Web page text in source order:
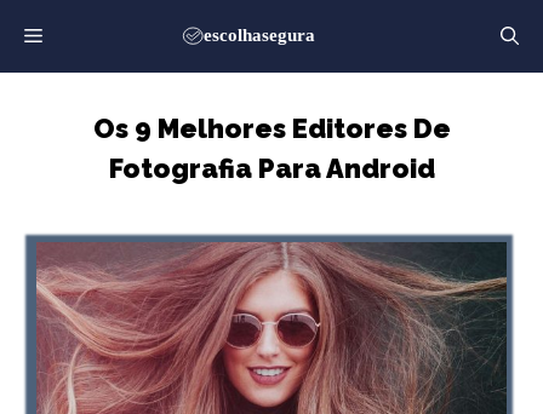
para
o
Os 9 Melhores Editores De
Fotografia Para Android